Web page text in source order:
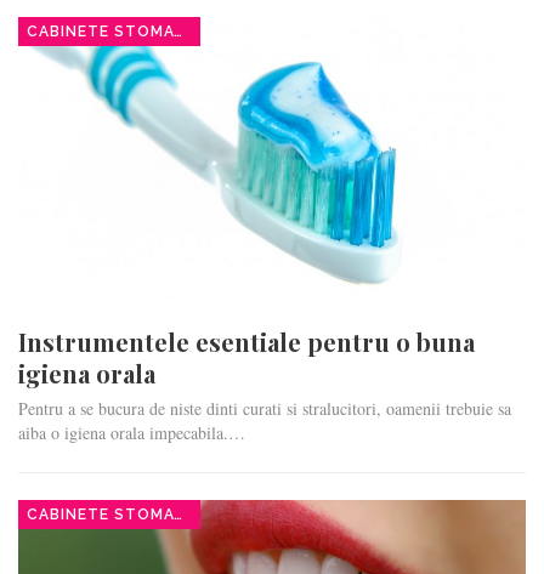
CABINETE STOMATOLOGICE
Instrumentele esentiale pentru o buna
igiena orala
Pentru a se bucura de niste dinti curati si stralucitori, oamenii trebuie sa
aiba o igiena orala impecabila.…
CABINETE STOMATOLOGICE